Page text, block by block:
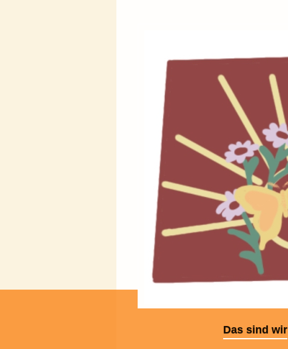
Das sind wir